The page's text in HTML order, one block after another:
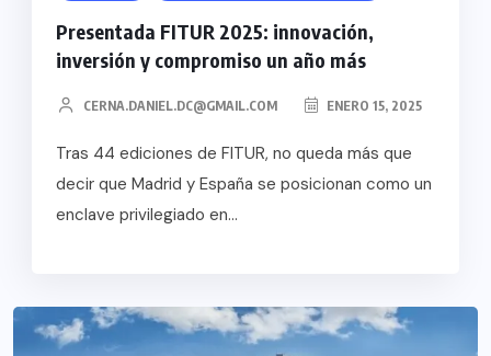
Presentada FITUR 2025: innovación,
inversión y compromiso un año más
CERNA.DANIEL.DC@GMAIL.COM ENERO 15, 2025
Tras 44 ediciones de FITUR, no queda más que
decir que Madrid y España se posicionan como un
enclave privilegiado en...